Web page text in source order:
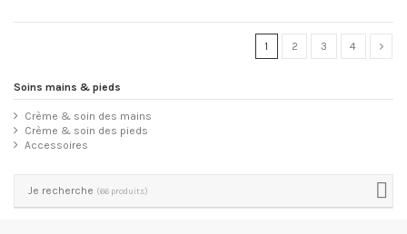
1 2 3 4
Soins mains & pieds
Crème & soin des mains
Crème & soin des pieds
Accessoires
Je recherche (66 produits)